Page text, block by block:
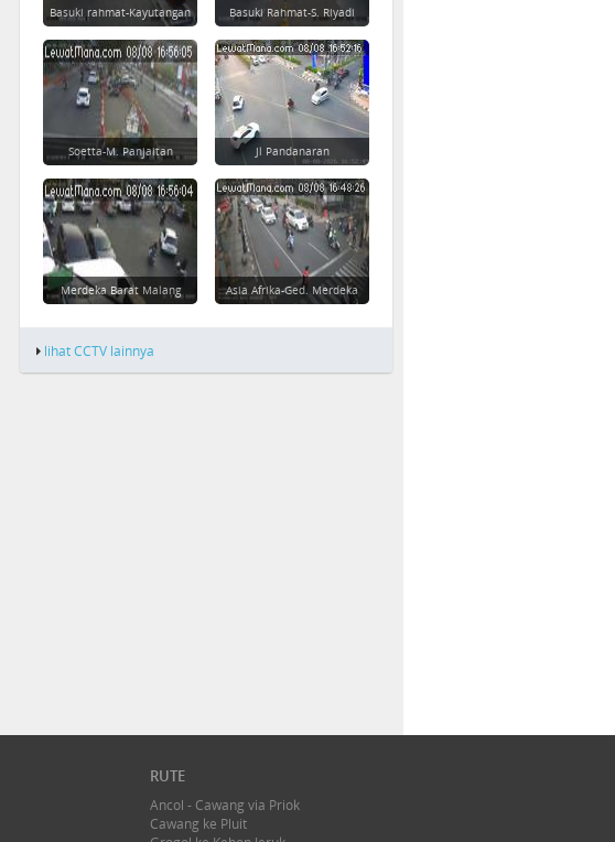
Basuki rahmat-Kayutangan Basuki Rahmat-S. Riyadi
Soetta-M. Panjaitan Jl Pandanaran
Merdeka Barat Malang Asia Afrika-Ged. Merdeka
lihat CCTV lainnya
RUTE
Ancol - Cawang via Priok
Cawang ke Pluit